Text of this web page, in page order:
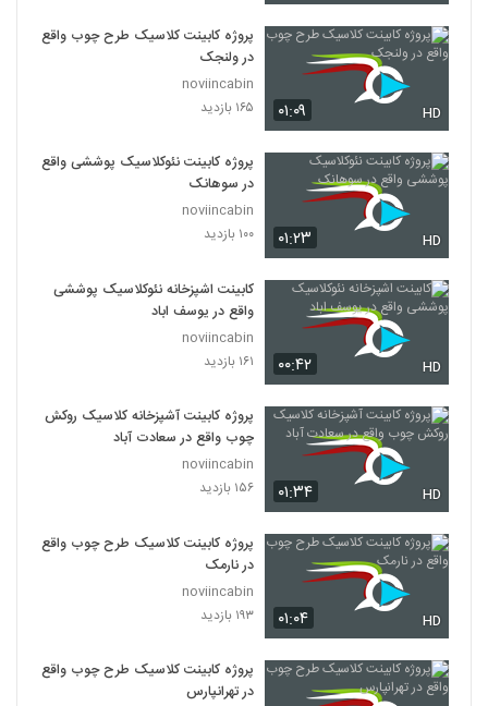
۰۱:۰۹ HD
پروژه کابینت کلاسیک طرح چوب واقع
در ولنجک
noviincabin
۱۶۵ بازدید
۰۱:۲۳ HD
پروژه کابینت نئوکلاسیک پوششی واقع
در سوهانک
noviincabin
۱۰۰ بازدید
۰۰:۴۲ HD
کابینت اشپزخانه نئوکلاسیک پوششی
واقع در یوسف اباد
noviincabin
۱۶۱ بازدید
۰۱:۳۴ HD
پروژه کابینت آشپزخانه کلاسیک روکش
چوب واقع در سعادت آباد
noviincabin
۱۵۶ بازدید
۰۱:۰۴ HD
پروژه کابینت کلاسیک طرح چوب واقع
در نارمک
noviincabin
۱۹۳ بازدید
پروژه کابینت کلاسیک طرح چوب واقع
در تهرانپارس